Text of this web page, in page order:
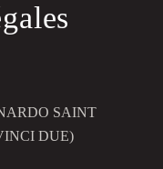
SAINT
DUE)